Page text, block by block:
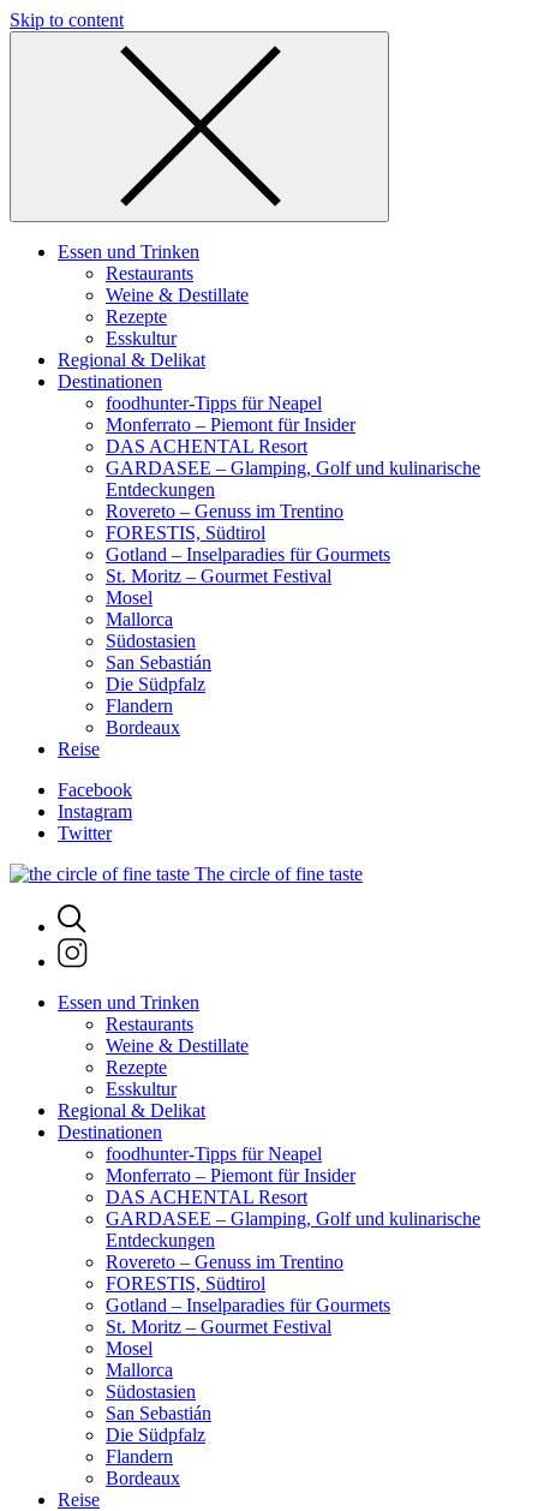
Skip to content
Essen und Trinken
Restaurants
Weine & Destillate
Rezepte
Esskultur
Regional & Delikat
Destinationen
foodhunter-Tipps für Neapel
Monferrato – Piemont für Insider
DAS ACHENTAL Resort
GARDASEE – Glamping, Golf und kulinarische
Entdeckungen
Rovereto – Genuss im Trentino
FORESTIS, Südtirol
Gotland – Inselparadies für Gourmets
St. Moritz – Gourmet Festival
Mosel
Mallorca
Südostasien
San Sebastián
Die Südpfalz
Flandern
Bordeaux
Reise
Facebook
Instagram
Twitter
The circle of fine taste
Essen und Trinken
Restaurants
Weine & Destillate
Rezepte
Esskultur
Regional & Delikat
Destinationen
foodhunter-Tipps für Neapel
Monferrato – Piemont für Insider
DAS ACHENTAL Resort
GARDASEE – Glamping, Golf und kulinarische
Entdeckungen
Rovereto – Genuss im Trentino
FORESTIS, Südtirol
Gotland – Inselparadies für Gourmets
St. Moritz – Gourmet Festival
Mosel
Mallorca
Südostasien
San Sebastián
Die Südpfalz
Flandern
Bordeaux
Reise